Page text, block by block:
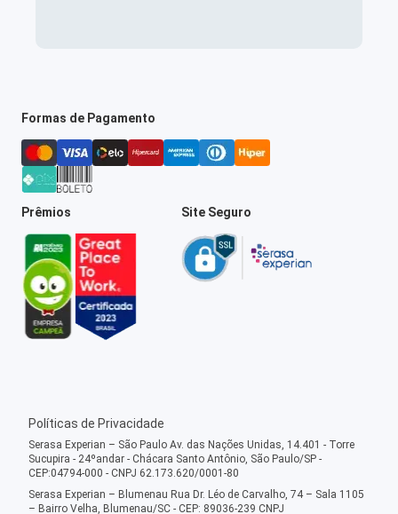
Formas de Pagamento
Prêmios Site Seguro
Políticas de Privacidade
Serasa Experian – São Paulo Av. das Nações Unidas, 14.401 - Torre
Sucupira - 24ºandar - Chácara Santo Antônio, São Paulo/SP -
CEP:04794-000 - CNPJ 62.173.620/0001-80
Serasa Experian – Blumenau Rua Dr. Léo de Carvalho, 74 – Sala 1105
– Bairro Velha, Blumenau/SC - CEP: 89036-239 CNPJ